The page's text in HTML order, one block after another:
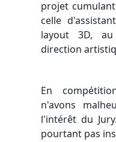
projet
celle
layout 3D,
direction
En
n'avons
l'intérêt du
pourtant pas